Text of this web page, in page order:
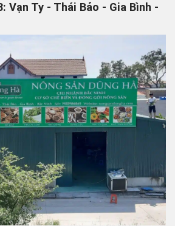
Vạn Ty - Thái Bảo - Gia Bình -